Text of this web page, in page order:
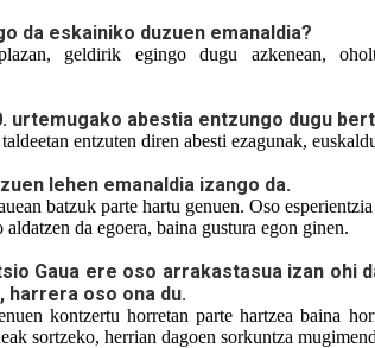
da eskainiko duzuen emanaldia?
geldirik egingo dugu azkenean,
urtemugako abestia entzungo dugu
entzuten diren abesti ezagunak,
lehen emanaldia izango da.
batzuk parte hartu genuen. Oso
aldatzen da egoera, baina gustura egon ginen.
Gaua ere oso arrakastasua izan ohi
harrera oso ona du.
kontzertu horretan parte hartzea baina
sortzeko, herrian dagoen sorkuntza